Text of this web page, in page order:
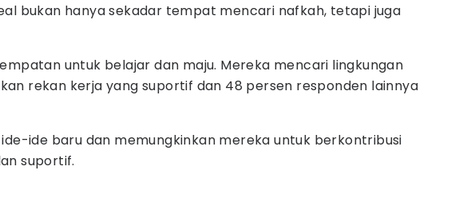
bukan hanya sekadar tempat mencari nafkah, tetapi juga
untuk belajar dan maju. Mereka mencari lingkungan
rekan kerja yang suportif dan 48 persen responden lainnya
ide baru dan memungkinkan mereka untuk berkontribusi
suportif.